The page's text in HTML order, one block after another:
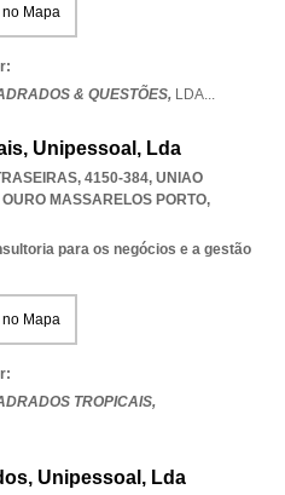
no Mapa
& QUESTÕES, LDA...
Unipessoal, Lda
4150-384, UNIAO
MASSARELOS PORTO,
para os negócios e a gestão
no Mapa
TROPICAIS,
Unipessoal, Lda